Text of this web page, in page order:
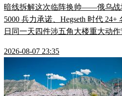
暗线拆解这次临阵换帅——俄乌战
5000 兵力承诺、Hegseth 时代
日同一天四件涉五角大楼重大动作
2026-08-07 23:35